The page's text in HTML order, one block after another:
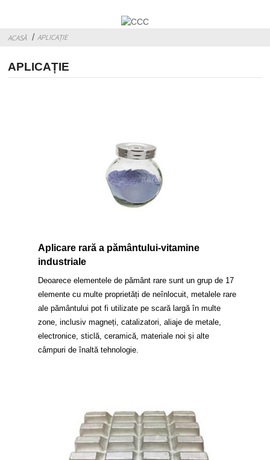
ACASĂ APLICAȚIE
APLICAȚIE
Aplicare rară a pământului-vitamine
industriale
Deoarece elementele de pământ rare sunt un grup de 17
elemente cu multe proprietăți de neînlocuit, metalele rare
ale pământului pot fi utilizate pe scară largă în multe
zone, inclusiv magneți, catalizatori, aliaje de metale,
electronice, sticlă, ceramică, materiale noi și alte
câmpuri de înaltă tehnologie.